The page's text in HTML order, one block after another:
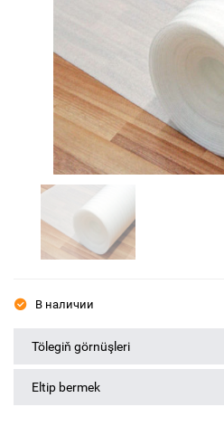
В наличии
Tölegiň görnüşleri
Eltip bermek